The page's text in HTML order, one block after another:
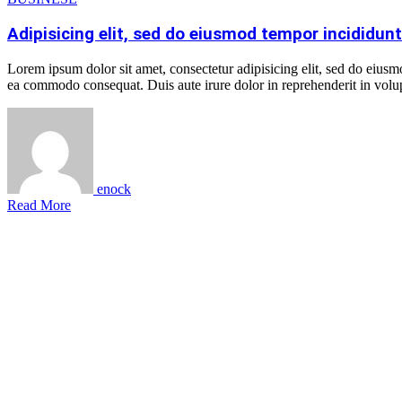
Adipisicing elit, sed do eiusmod tempor
Lorem ipsum dolor sit amet, consectetur adipisicing elit, sed do
ea commodo consequat. Duis aute irure dolor in reprehenderit in
enock
Read More